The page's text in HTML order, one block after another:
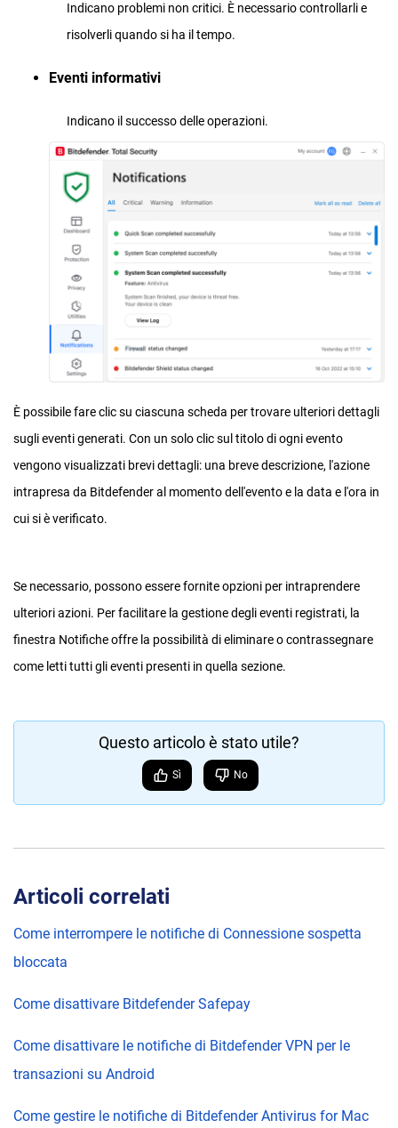
Indicano problemi non critici. È necessario controllarli e
risolverli quando si ha il tempo.
Eventi informativi
Indicano il successo delle operazioni.
È possibile fare clic su ciascuna scheda per trovare ulteriori dettagli
sugli eventi generati. Con un solo clic sul titolo di ogni evento
vengono visualizzati brevi dettagli: una breve descrizione, l'azione
intrapresa da Bitdefender al momento dell'evento e la data e l'ora in
cui si è verificato.
Se necessario, possono essere fornite opzioni per intraprendere
ulteriori azioni. Per facilitare la gestione degli eventi registrati, la
finestra Notifiche offre la possibilità di eliminare o contrassegnare
come letti tutti gli eventi presenti in quella sezione.
Questo articolo è stato utile?
Sì No
Articoli correlati
Come interrompere le notifiche di Connessione sospetta
bloccata
Come disattivare Bitdefender Safepay
Come disattivare le notifiche di Bitdefender VPN per le
transazioni su Android
Come gestire le notifiche di Bitdefender Antivirus for Mac